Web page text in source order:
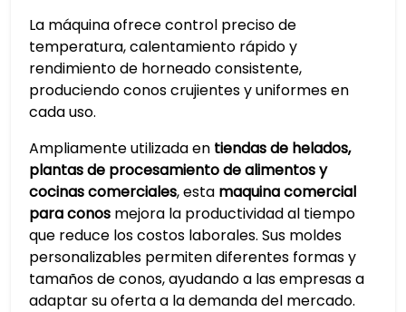
La máquina ofrece control preciso de
temperatura, calentamiento rápido y
rendimiento de horneado consistente,
produciendo conos crujientes y uniformes en
cada uso.
Ampliamente utilizada en tiendas de helados,
plantas de procesamiento de alimentos y
cocinas comerciales, esta maquina comercial
para conos mejora la productividad al tiempo
que reduce los costos laborales. Sus moldes
personalizables permiten diferentes formas y
tamaños de conos, ayudando a las empresas a
adaptar su oferta a la demanda del mercado.